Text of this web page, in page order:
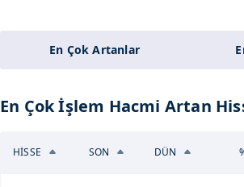
En Çok Artanlar
En Çok İşlem Hacmi Artan
HİSSE SON DÜN